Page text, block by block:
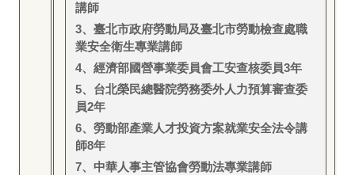
講師
3、臺北市政府勞動局及臺北市勞動檢查處職
業安全衛生專業講師
4、經濟部國營事業委員會工安查核委員3年
5、台北榮民總醫院勞務委外人力預算審查委
員2年
6、勞動部產業人才投資方案就業安全法令講
師8年
7、中華人事主管協會勞動法專業講師